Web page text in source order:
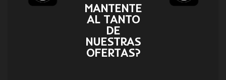
MANTENTE
AL TANTO
DE
NUESTRAS
OFERTAS?